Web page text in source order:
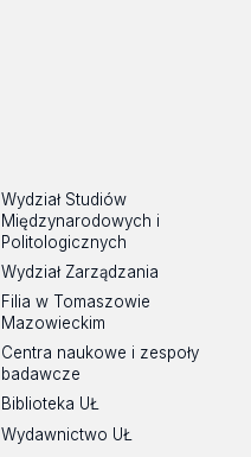
Wydział Studiów
Międzynarodowych i
Politologicznych
Wydział Zarządzania
Filia w Tomaszowie
Mazowieckim
Centra naukowe i zespoły
badawcze
Biblioteka UŁ
Wydawnictwo UŁ